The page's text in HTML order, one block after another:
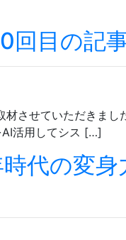
目の記
させていただきま
活用してシス […]
代の変